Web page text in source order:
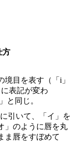
方
境目を表す（「i」
表記が変わ
と同じ。
引いて、「イ」を
」のように唇を丸
ま唇をすぼめて